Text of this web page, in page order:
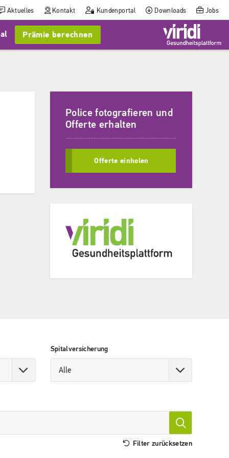
Aktuelles Kontakt Kundenportal Downloads Jobs
Prämie berechnen
Police fotografieren und
Offerte erhalten
Offerte einholen
Spitalversicherung
Filter zurücksetzen